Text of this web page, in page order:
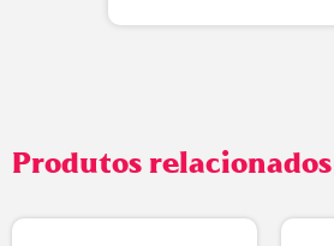
Produtos relacionados